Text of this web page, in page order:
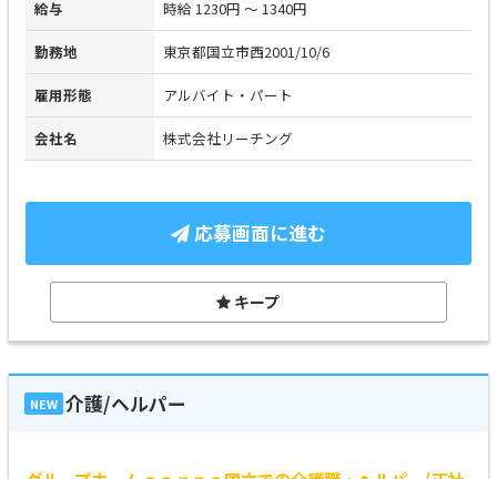
給与 時給 1230円 ～ 1340円
勤務地 東京都国立市西2001/10/6
雇用形態 アルバイト・パート
会社名 株式会社リーチング
応募画面に進む
キープ
NEW 介護/ヘルパー